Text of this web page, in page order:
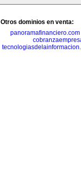
Otros dominios en venta:
panoramafinanciero.com